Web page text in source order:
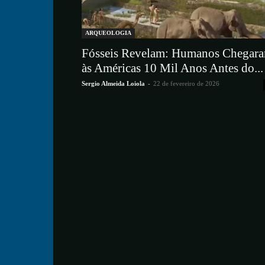
ARQUEOLOGIA
Fósseis Revelam: Humanos
às Américas 10 Mil Anos Antes do...
Sergio Almeida Loiola - 22 de fevereiro de 2026